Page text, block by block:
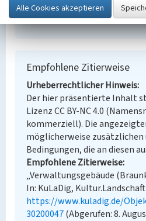
Übernahme aus externer
Empfohlene Zitierweise
Urheberrechtlicher Hinweis
Der hier präsentierte Inhalt
Lizenz CC BY-NC 4.0
kommerziell). Die
möglicherweise
Bedingungen, die an diesen
Empfohlene Zitierweise
„Verwaltungsgebäude
In: KuLaDig,
https://www.kuladig.de/
30200047(Abgerufen: 8.